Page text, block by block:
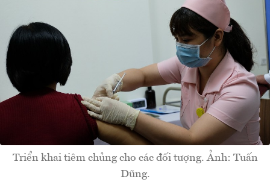
Triển khai tiêm chủng cho các đối tượng. Ảnh: Tuấn
Dũng.